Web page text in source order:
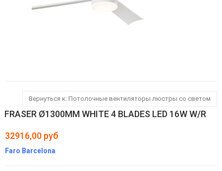
Вернуться к: Потолочные вентиляторы люстры со светом
FRASER Ø1300MM WHITE 4 BLADES LED 16W W/R
32916,00 руб
Faro Barcelona